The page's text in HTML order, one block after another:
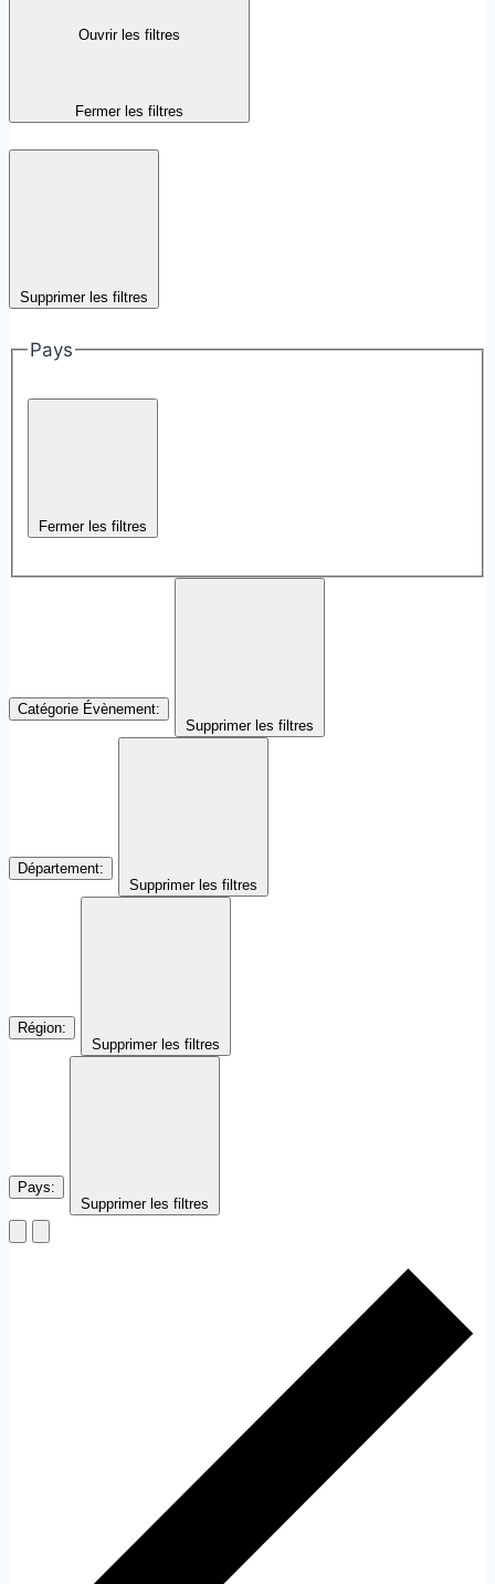
Ouvrir les filtres
Fermer les filtres
Supprimer les filtres
Pays
Fermer les filtres
Catégorie Évènement:
Supprimer les filtres
Département:
Supprimer les filtres
Région:
Supprimer les filtres
Pays:
Supprimer les filtres